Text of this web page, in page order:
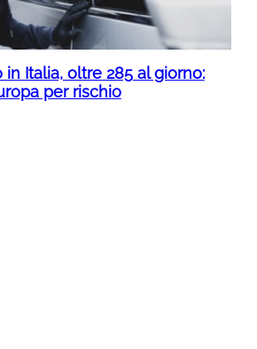
in Italia, oltre 285 al giorno:
per rischio